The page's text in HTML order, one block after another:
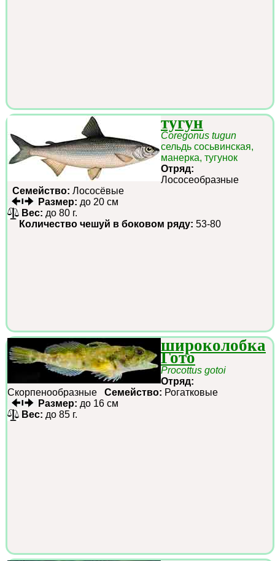
тугун
Coregonus tugun
сельдь сосьвинская,
манерка, тугунок
Отряд:
Лососеобразные
Семейство: Лососёвые
Размер: до 20 см
Вес: до 80 г.
Количество чешуй в боковом ряду: 53-80
широколобка
Гото
Procottus gotoi
Отряд:
Скорпенообразные Семейство: Рогатковые
Размер: до 16 см
Вес: до 85 г.